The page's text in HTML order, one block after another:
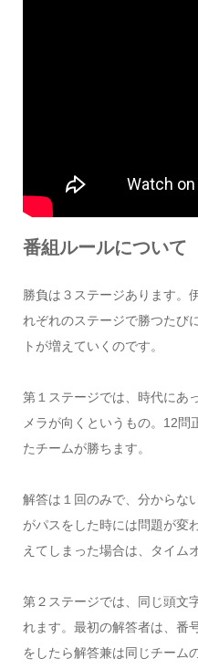
番組ルールについて
勝負は３ステージあります。
れぞれのステージで勝つたび
トが増えていくのです。
第１ステージでは、時代にあ
メラが向くというもの。12問
たチームが勝ちます。
解答は１回のみで、分からな
がパスをした時には問題が変
えてしまった場合は、タイム
第２ステージでは、同じ頭文
れます。最初の解答者は、番
をしたら解答兼は同じチーム